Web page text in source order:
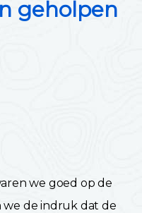
geholpen
we goed op de
we de indruk dat de